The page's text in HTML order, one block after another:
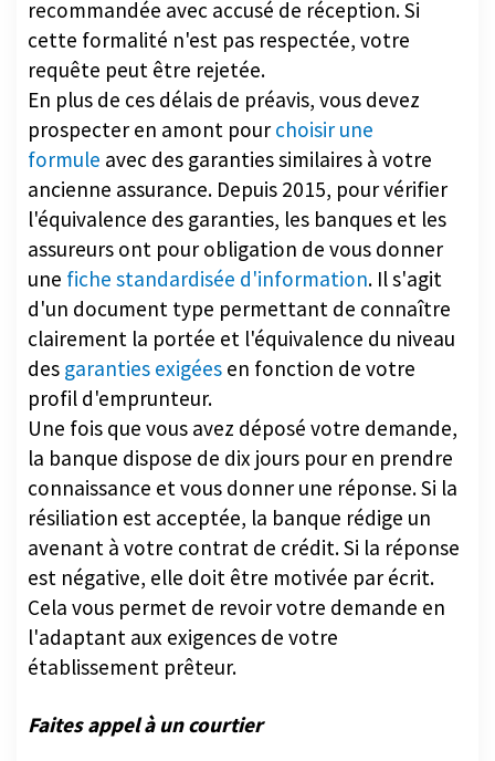
recommandée avec accusé de réception. Si
cette formalité n'est pas respectée, votre
requête peut être rejetée.
En plus de ces délais de préavis, vous devez
prospecter en amont pourchoisir une
formule avec des garanties similaires à votre
ancienne assurance. Depuis 2015, pour vérifier
l'équivalence des garanties, les banques et les
assureurs ont pour obligation de vous donner
une fiche standardisée d'information. Il s'agit
d'un document type permettant de connaître
clairement la portée et l'équivalence du niveau
des garanties exigées en fonction de votre
profil d'emprunteur.
Une fois que vous avez déposé votre demande,
la banque dispose de dix jours pour en prendre
connaissance et vous donner une réponse. Si la
résiliation est acceptée, la banque rédige un
avenant à votre contrat de crédit. Si la réponse
est négative, elle doit être motivée par écrit.
Cela vous permet de revoir votre demande en
l'adaptant aux exigences de votre
établissement prêteur.
Faites appel à un courtier